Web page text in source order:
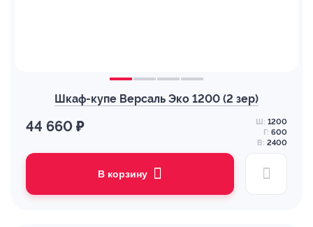
Шкаф-купе Версаль Эко 1200 (2 зер)
44 660 ₽ Ш: 1200
Г: 600
В: 2400
В корзину